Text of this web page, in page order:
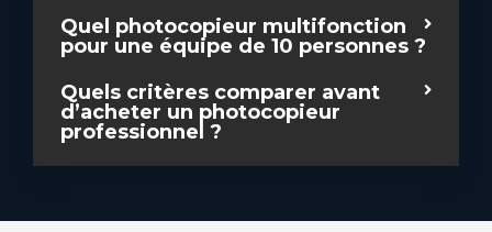
Quel photocopieur multifonction
pour une équipe de 10 personnes ?
Quels critères comparer avant
d’acheter un photocopieur
professionnel ?